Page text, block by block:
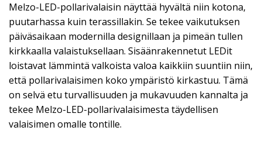
Melzo-LED-pollarivalaisin näyttää hyvältä niin kotona,
puutarhassa kuin terassillakin. Se tekee vaikutuksen
päiväsaikaan modernilla designillaan ja pimeän tullen
kirkkaalla valaistuksellaan. Sisäänrakennetut LEDit
loistavat lämmintä valkoista valoa kaikkiin suuntiin niin,
että pollarivalaisimen koko ympäristö kirkastuu. Tämä
on selvä etu turvallisuuden ja mukavuuden kannalta ja
tekee Melzo-LED-pollarivalaisimesta täydellisen
valaisimen omalle tontille.